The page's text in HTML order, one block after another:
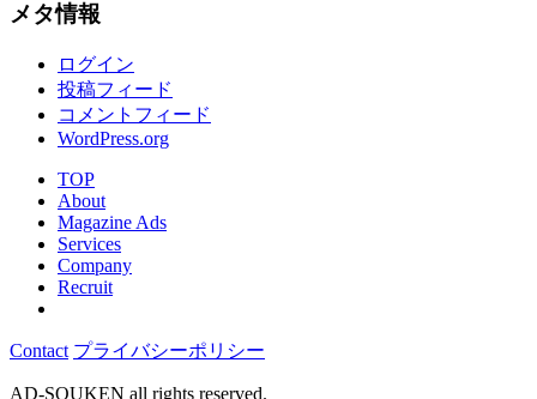
メタ情報
ログイン
投稿フィード
コメントフィード
WordPress.org
TOP
About
Magazine Ads
Services
Company
Recruit
Contact プライバシーポリシー
AD-SOUKEN all rights reserved.